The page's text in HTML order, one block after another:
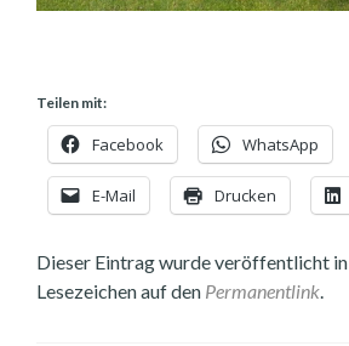
Teilen mit:
Facebook WhatsApp
E-Mail Drucken
Dieser Eintrag wurde veröffentlicht in
Lesezeichen auf den Permanentlink.